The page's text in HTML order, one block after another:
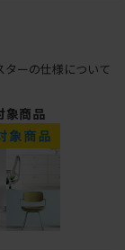
ターの仕様について
象商品